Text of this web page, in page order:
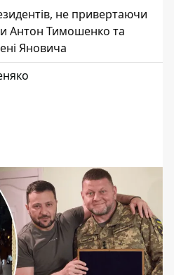
не привертаючи
Антон Тимошенко та
Яновича